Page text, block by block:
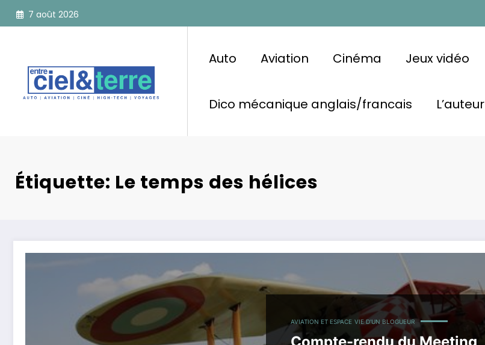
Aller
7 août 2026
Auto Aviation Cinéma Jeux vidéo
Dico mécanique anglais/francais L’auteur
Étiquette: Le temps des hélices
AVIATION ET ESPACE VIE D'UN BLOGUEUR